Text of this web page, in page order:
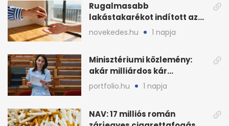
Rugalmasabb
lakástakarékot indított az
OTP: két köztes kilépéssel
novekedes.hu 1 napja
Minisztériumi közlemény:
akár milliárdos kár
fenyegette Budapest fáit
portfolio.hu 1 napja
NAV: 17 milliós román